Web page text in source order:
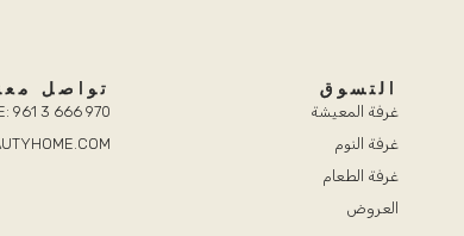
التسوق
غرفة المعيشة
غرفة النوم
غرفة الطعام
العروض
تواصل
961 3 666 970